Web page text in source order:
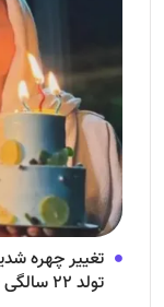
تغییر چهره
تولد ۲۲ سالگی + تصاویر